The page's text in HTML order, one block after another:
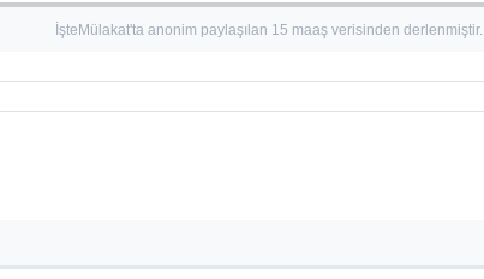
İşteMülakat'ta anonim paylaşılan 15 maaş verisinden derlenmiştir.